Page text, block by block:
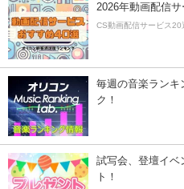
2026年動画配信サ
CS動画配信サービス20
毎週の音楽ランキ
ク！
試写会、登壇イベ
ト！